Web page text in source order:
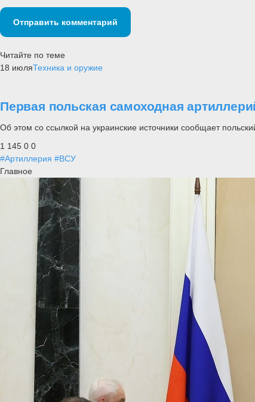
Отправить комментарий
Читайте по теме
18 июляТехника и оружие
Первая польская самоходная
Об этом со ссылкой на украинские источники сообщает
1 145 0 0
#Артиллерия #ВСУ
Главное